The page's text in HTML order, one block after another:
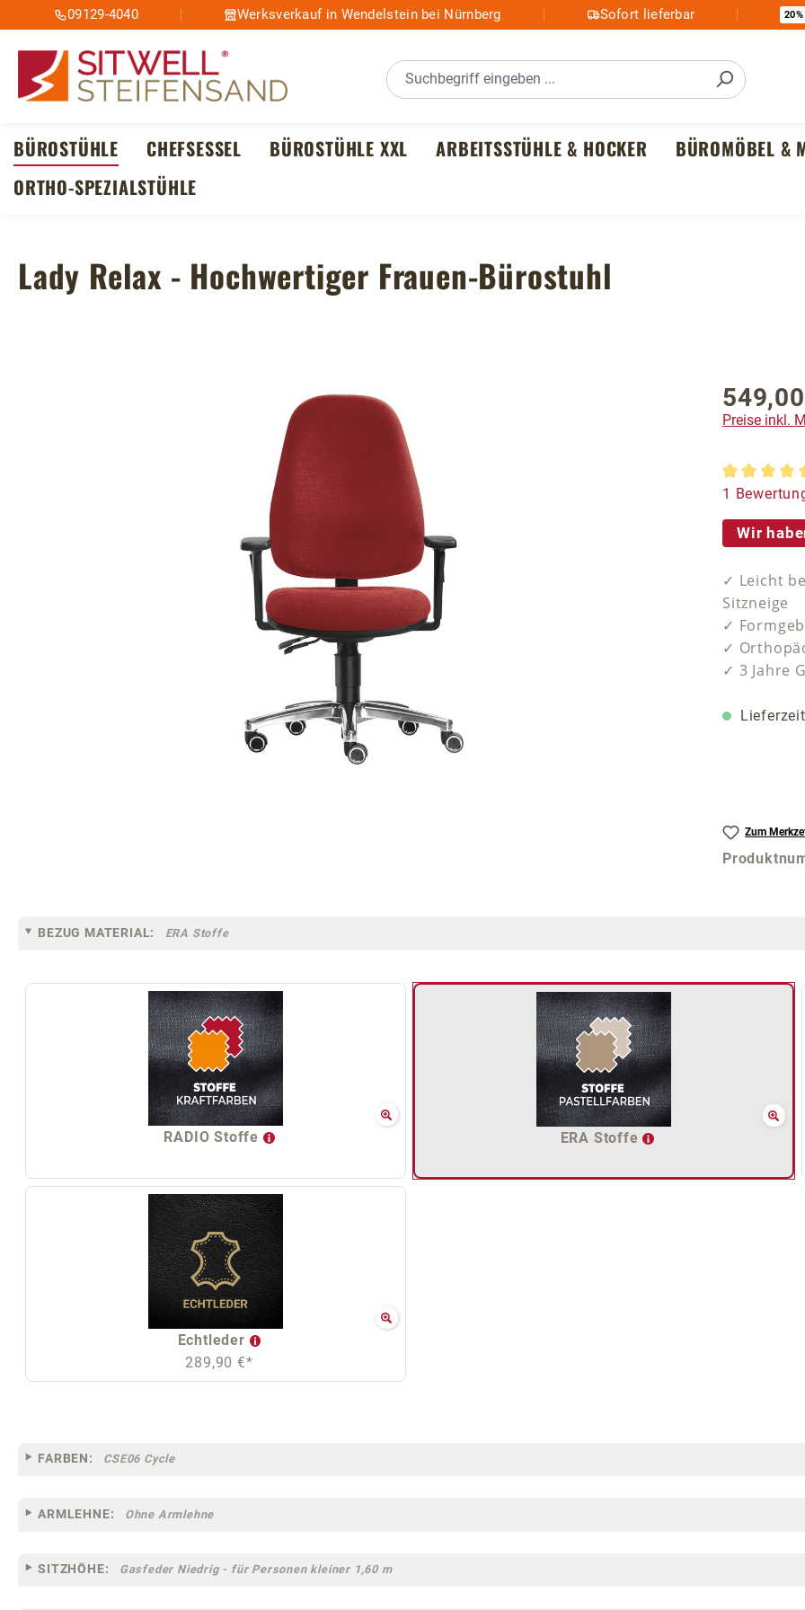
Hauptinhalt springen
Zur Suche springen
Zur Hauptnavigation springen
09129-4040 Werksverkauf in Wendelstein bei Nürnberg Sofort lieferbar 20%
BÜROSTÜHLE CHEFSESSEL BÜROSTÜHLE XXL ARBEITSSTÜHLE & HOCKER BÜROMÖBEL &
ORTHO-SPEZIALSTÜHLE
Lady Relax - Hochwertiger Frauen-Bürostuhl
Regulärer
Preise inkl.
1
Wir
✓ Leicht
Sitzneige
✓
✓
✓ 3 Jahre
Zum
BEZUG MATERIAL: ERA Stoffe
RADIO Stoffe ERA Stoffe
Echtleder
289,90 €*
FARBEN: CSE06 Cycle
ARMLEHNE: Ohne Armlehne
SITZHÖHE: Gasfeder Niedrig - für Personen kleiner 1,60 m